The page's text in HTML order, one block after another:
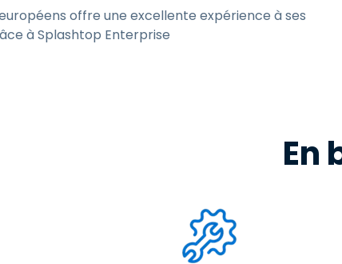
Accès virtuel
informatiques
offre une excellente expérience à ses
à Splashtop Enterprise
En